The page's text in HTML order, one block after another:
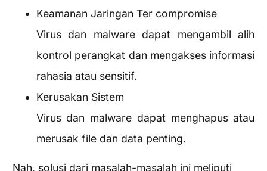
Keamanan Jaringan Ter compromise
Virus dan malware dapat mengambil alih
kontrol perangkat dan mengakses informasi
rahasia atau sensitif.
Kerusakan Sistem
Virus dan malware dapat menghapus atau
merusak file dan data penting.
Nah, solusi dari masalah-masalah ini meliputi